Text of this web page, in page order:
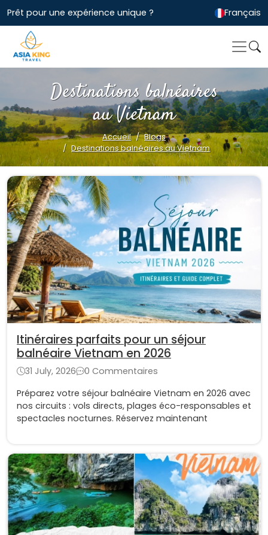
Prêt pour une expérience unique ? Français
Destinations balnéaires
au Vietnam
Accueil
Blogs
Destinations balnéaires au Vietnam
Itinéraires parfaits pour un séjour
balnéaire Vietnam en 2026
31 July, 2026
0 Commentaires
Préparez votre séjour balnéaire Vietnam en 2026 avec
nos circuits : vols directs, plages éco-responsables et
spectacles nocturnes. Réservez maintenant